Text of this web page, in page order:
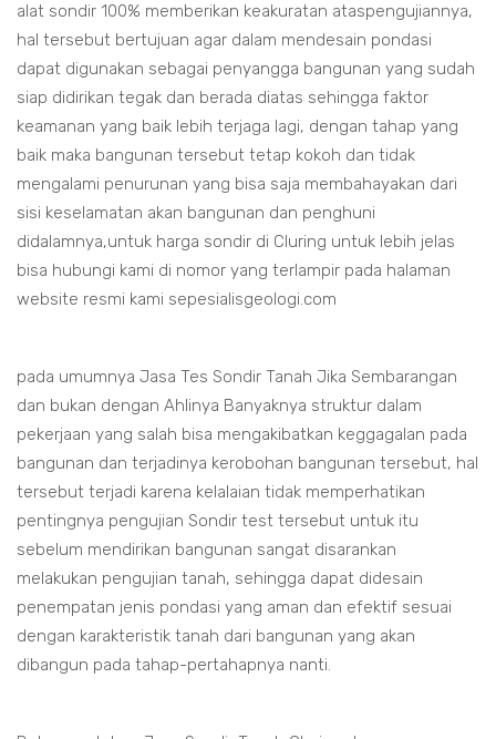
alat sondir 100% memberikan keakuratan ataspengujiannya,
hal tersebut bertujuan agar dalam mendesain pondasi
dapat digunakan sebagai penyangga bangunan yang sudah
siap didirikan tegak dan berada diatas sehingga faktor
keamanan yang baik lebih terjaga lagi, dengan tahap yang
baik maka bangunan tersebut tetap kokoh dan tidak
mengalami penurunan yang bisa saja membahayakan dari
sisi keselamatan akan bangunan dan penghuni
didalamnya,untuk harga sondir di Cluring untuk lebih jelas
bisa hubungi kami di nomor yang terlampir pada halaman
website resmi kami sepesialisgeologi.com
pada umumnya Jasa Tes Sondir Tanah Jika Sembarangan
dan bukan dengan Ahlinya Banyaknya struktur dalam
pekerjaan yang salah bisa mengakibatkan keggagalan pada
bangunan dan terjadinya kerobohan bangunan tersebut, hal
tersebut terjadi karena kelalaian tidak memperhatikan
pentingnya pengujian Sondir test tersebut untuk itu
sebelum mendirikan bangunan sangat disarankan
melakukan pengujian tanah, sehingga dapat didesain
penempatan jenis pondasi yang aman dan efektif sesuai
dengan karakteristik tanah dari bangunan yang akan
dibangun pada tahap-pertahapnya nanti.